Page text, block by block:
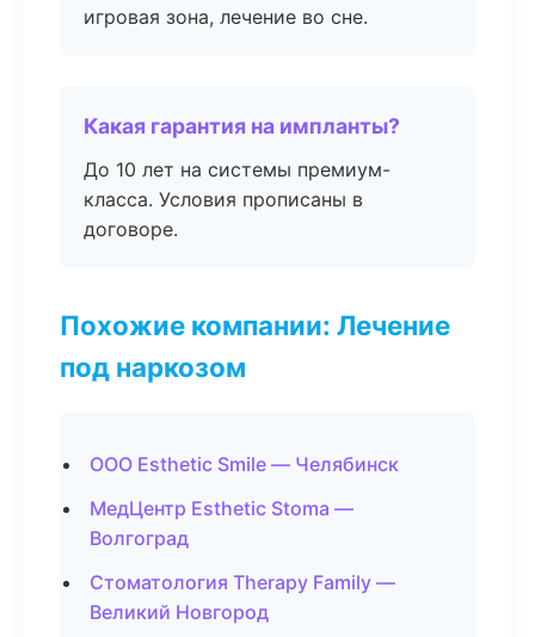
игровая зона, лечение во сне.
Какая гарантия на импланты?
До 10 лет на системы премиум-
класса. Условия прописаны в
договоре.
Похожие компании: Лечение
под наркозом
ООО Esthetic Smile — Челябинск
МедЦентр Esthetic Stoma —
Волгоград
Стоматология Therapy Family —
Великий Новгород